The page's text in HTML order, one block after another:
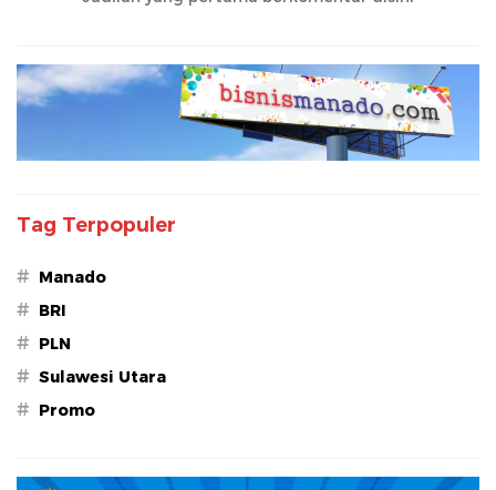
Tag Terpopuler
# Manado
# BRI
# PLN
# Sulawesi Utara
# Promo